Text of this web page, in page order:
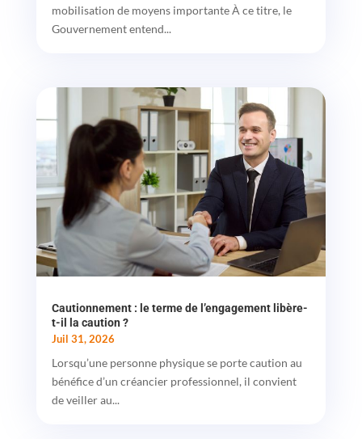
mobilisation de moyens importante À ce titre, le
Gouvernement entend...
Cautionnement : le terme de l’engagement libère-
t-il la caution ?
Juil 31, 2026
Lorsqu’une personne physique se porte caution au
bénéfice d’un créancier professionnel, il convient
de veiller au...